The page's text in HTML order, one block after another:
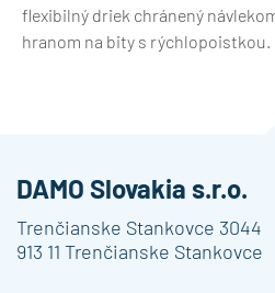
flexibilný driek chránený
hranom na bity s rýchlopoistkou.
DAMO Slovakia s.r.o.
Trenčianske Stankovce 3044
913 11 Trenčianske Stankovce